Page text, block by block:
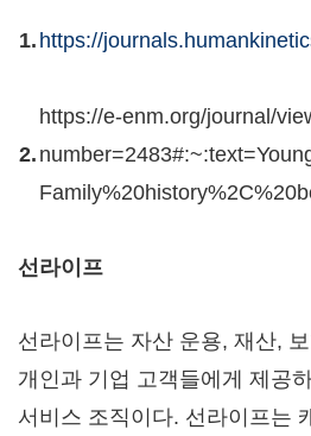
1. https://
2.
https://e-enm.org/journal/
선라이프
선라이프는 자산 운용, 재산,
개인과 기업 고객들에게 제공
서비스 조직이다. 선라이프는